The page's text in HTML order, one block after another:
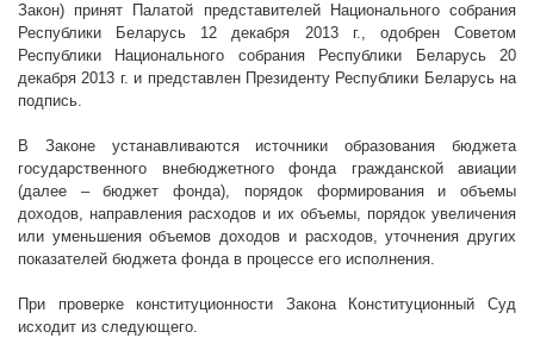
Закон) принят Палатой представителей Национального собрания
Республики Беларусь 12 декабря 2013 г., одобрен Советом
Республики Национального собрания Республики Беларусь 20
декабря2013 г. и представлен Президенту Республики Беларусь на
подпись.
В Законе устанавливаются источники образования бюджета
государственного внебюджетного фонда гражданской авиации
(далее – бюджет фонда), порядок формирования и объемы
доходов, направления расходов и их объемы, порядок увеличения
или уменьшения объемов доходов и расходов, уточнения других
показателей бюджета фонда в процессе его исполнения.
При проверке конституционности Закона Конституционный Суд
исходит из следующего.